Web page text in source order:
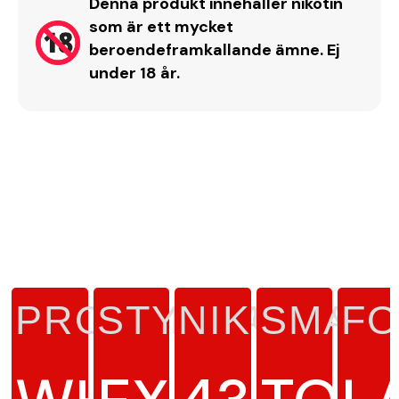
som är ett mycket
beroendeframkallande ämne. Ej
under 18 år.
PRODUKTTYP
STYRKASMAK